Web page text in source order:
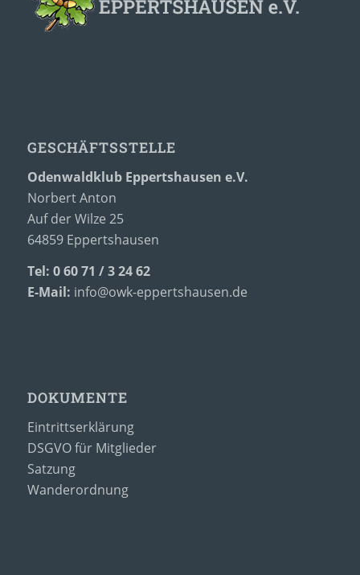
GESCHÄFTSSTELLE
Odenwaldklub Eppertshausen e.V.
Norbert Anton
Auf der Wilze 25
64859 Eppertshausen
Tel: 0 60 71 / 3 24 62
E-Mail: info@owk-eppertshausen.de
DOKUMENTE
Eintrittserklärung
DSGVO für Mitglieder
Satzung
Wanderordnung